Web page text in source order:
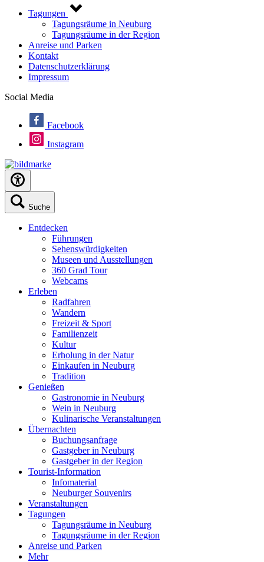
Tagungen
Tagungsräume in Neuburg
Tagungsräume in der Region
Anreise und Parken
Kontakt
Datenschutzerklärung
Impressum
Social Media
Facebook
Instagram
Suche
Entdecken
Führungen
Sehenswürdigkeiten
Museen und Ausstellungen
360 Grad Tour
Webcams
Erleben
Radfahren
Wandern
Freizeit & Sport
Familienzeit
Kultur
Erholung in der Natur
Einkaufen in Neuburg
Tradition
Genießen
Gastronomie in Neuburg
Wein in Neuburg
Kulinarische Veranstaltungen
Übernachten
Buchungsanfrage
Gastgeber in Neuburg
Gastgeber in der Region
Tourist-Information
Infomaterial
Neuburger Souvenirs
Veranstaltungen
Tagungen
Tagungsräume in Neuburg
Tagungsräume in der Region
Anreise und Parken
Mehr